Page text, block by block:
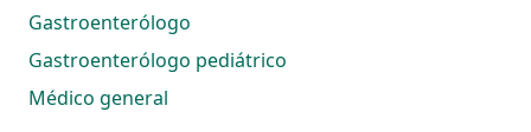
Gastroenterólogo
Gastroenterólogo pediátrico
Médico general